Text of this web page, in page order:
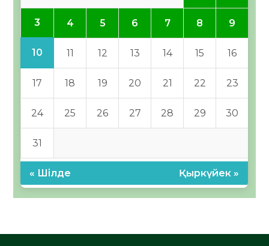
3 4 5 6 7 8 9
10 11 12 13 14 15 16
17 18 19 20 21 22 23
24 25 26 27 28 29 30
31
« Шілде Қыркүйек »